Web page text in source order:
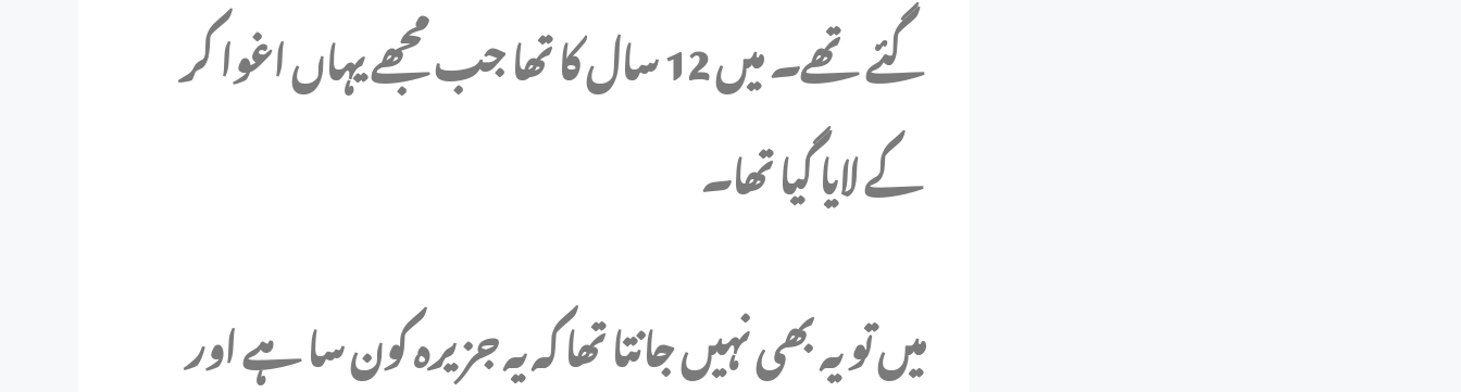
گئے تھے۔ میں 12 سال کا تھا جب مجھے یہاں اغوا کر
کے لایا گیا تھا۔
میں تو یہ بھی نہیں جانتا تھا کہ یہ جزیرہ کون سا ہے اور